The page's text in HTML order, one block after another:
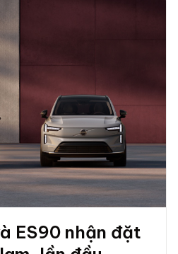
ES90 nhận đặt